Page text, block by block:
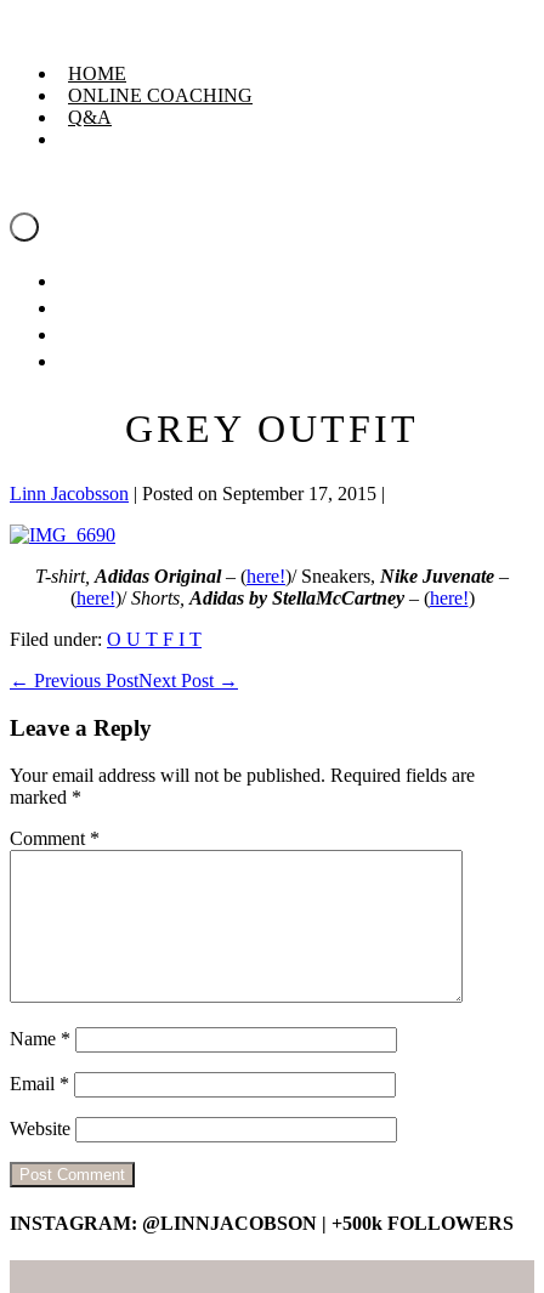
HOME
ONLINE COACHING
Q&A
Menu
Toggle
GREY OUTFIT
Linn Jacobsson | Posted on September 17, 2015 |
T-shirt, Adidas Original– (here!)/ Sneakers, Nike Juvenate –
(here!)/Shorts, Adidas by StellaMcCartney–(here!)
Filed under: O U T F I T
Post
← Previous PostNext Post →
Leave a Reply
Your email address will not be published. Required fields are
marked *
Comment *
Name *
Email *
Website
INSTAGRAM: @LINNJACOBSON | +500k FOLLOWERS